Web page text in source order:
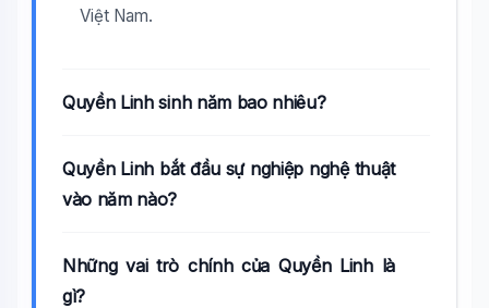
Việt Nam.
Quyền Linh sinh năm bao nhiêu?
Quyền Linh bắt đầu sự nghiệp nghệ thuật
vào năm nào?
Những vai trò chính của Quyền Linh là
gì?